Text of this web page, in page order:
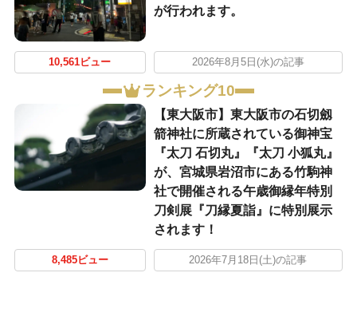
が行われます。
10,561ビュー 2026年8月5日(水)の記事
ランキング10
【東大阪市】東大阪市の石切劔
箭神社に所蔵されている御神宝
『太刀 石切丸』『太刀 小狐丸』
が、宮城県岩沼市にある竹駒神
社で開催される午歳御縁年特別
刀剣展『刀縁夏詣』に特別展示
されます！
8,485ビュー 2026年7月18日(土)の記事